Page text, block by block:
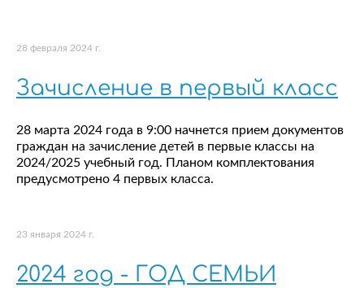
28 февраля 2024 г.
Зачисление в первый класс
28 марта 2024 года в 9:00 начнется прием документов
граждан на зачисление детей в первые классы на
2024/2025 учебный год. Планом комплектования
предусмотрено 4 первых класса.
23 января 2024 г.
2024 год - ГОД СЕМЬИ